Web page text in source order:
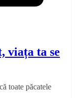
viața ta se
toate păcatele